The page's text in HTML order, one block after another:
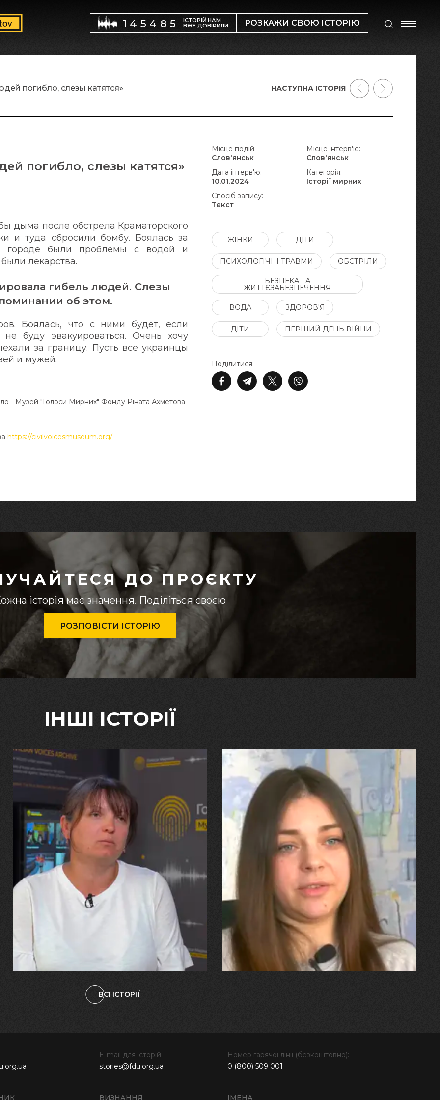
145485 ІСТОРІЙ НАМ
ВЖЕ ДОВІРИЛИ РОЗКАЖИ СВОЮ ІСТОРІЮ
погибло, слезы катятся»
дыма после обстрела Краматорского
и туда сбросили бомбу. Боялась за
городе были проблемы с водой и
лекарства.
гибель людей. Слезы
об этом.
Боялась, что с ними будет, если
буду эвакуироваться. Очень хочу
за границу. Пусть все украинцы
и мужей.
- Музей "Голоси Мирних" Фонду Ріната Ахметова
https://civilvoicesmuseum.org/
погибло, слезы катятся»
Поділитися:
Місце подій:
Слов'янськ
Місце інтерв'ю:
Слов'янськ
Дата інтерв'ю:
10.01.2024
Категорія:
Історії мирних
Спосіб запису:
Текст
ЖІНКИ ДІТИ
ПСИХОЛОГІЧНІ ТРАВМИ ОБСТРІЛИ
БЕЗПЕКА ТА
ЖИТТЄЗАБЕЗПЕЧЕННЯ
ВОДА ЗДОРОВ'Я
ДІТИ ПЕРШИЙ ДЕНЬ ВІЙНИ
НАСТУПНА ІСТОРІЯ
ДО ПРОЄКТУ
історія має значення. Поділіться своєю
РОЗПОВІСТИ ІСТОРІЮ
ІНШІ ІСТОРІЇ
29.07.2026
Марина, Ваїд та Аміна Харченко
"Попри всі втрати, ми не
зламалися: тепер я бачу
свого вбитого чоловіка у
наших дітях"
27.07.2026
"Я перенесла 11 операцій, та
плакала від фантомного
болю. Але маленька донька
бере за руку і змушує йти
далі"
ВСІ ІСТОРІЇ
ВИЗНАННЯ ІМЕНА
E-mail для історій:
stories@fdu.org.ua
Номер гарячої лінії (безкоштовно):
0 (800) 509 001